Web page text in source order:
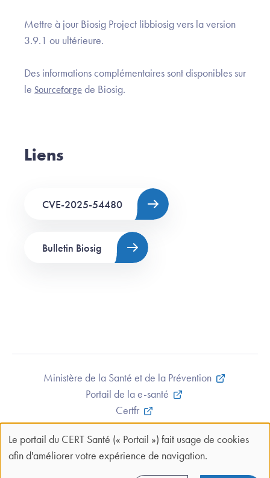
Mettre à jour Biosig Project libbiosig vers la version
3.9.1 ou ultérieure.
Des informations complémentaires sont disponibles sur
le Sourceforge de Biosig.
Liens
CVE-2025-54480
Bulletin Biosig
Ministère de la Santé et de la Prévention
Portail de la e-santé
Certfr
Mentions légales et CGU
Contact
Panneau
Le portail du CERT Santé (« Portail ») fait usage de cookies
afin d'améliorer votre expérience de navigation.